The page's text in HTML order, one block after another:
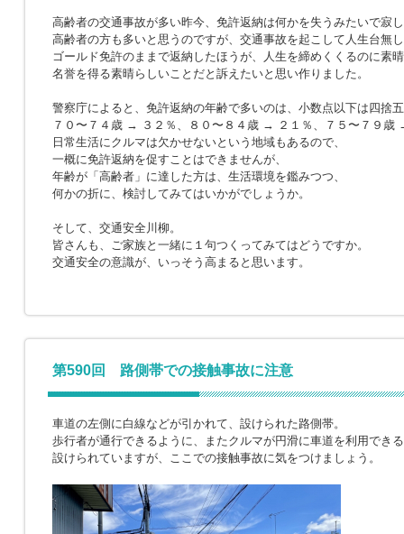
高齢者の交通事故が多い昨今、免許返納は何かを失うみたいで寂
高齢者の方も多いと思うのですが、交通事故を起こして人生台無
ゴールド免許のままで返納したほうが、人生を締めくくるのに素
名誉を得る素晴らしいことだと訴えたいと思い作りました。
警察庁によると、免許返納の年齢で多いのは、小数点以下は四捨
７０〜７４歳 → ３２％、８０〜８４歳 → ２１％、７５〜７９歳
日常生活にクルマは欠かせないという地域もあるので、
一概に免許返納を促すことはできませんが、
年齢が「高齢者」に達した方は、生活環境を鑑みつつ、
何かの折に、検討してみてはいかがでしょうか。
そして、交通安全川柳。
皆さんも、ご家族と一緒に１句つくってみてはどうですか。
交通安全の意識が、いっそう高まると思います。
第590回 路側帯での接触事故に注意
車道の左側に白線などが引かれて、設けられた路側帯。
歩行者が通行できるように、またクルマが円滑に車道を利用でき
設けられていますが、ここでの接触事故に気をつけましょう。